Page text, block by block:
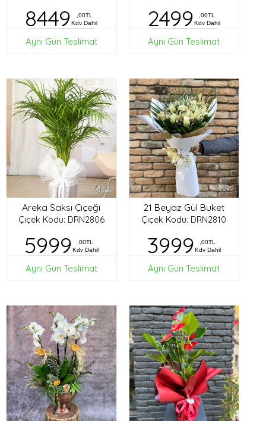
8449
,00TL
Kdv Dahil
Aynı Gün Teslimat
2499
,00TL
Kdv Dahil
Aynı Gün Teslimat
Areka Saksı Çiçeği
Çiçek Kodu: DRN2806
5999
,00TL
Kdv Dahil
Aynı Gün Teslimat
21 Beyaz Gül Buket
Çiçek Kodu: DRN2810
3999
,00TL
Kdv Dahil
Aynı Gün Teslimat